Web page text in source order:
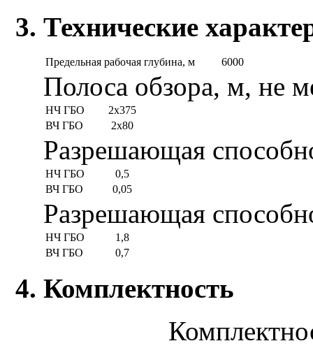
3. Технические
Предельная рабочая глубина, м 6000
Полоса обзора, м, не
НЧ ГБО
2x375
ВЧ ГБО
2x80
Разрешающая
НЧ ГБО
0,5
ВЧ ГБО
0,05
Разрешающая
НЧ ГБО
1,8
ВЧ ГБО
0,7
4. Комплектность